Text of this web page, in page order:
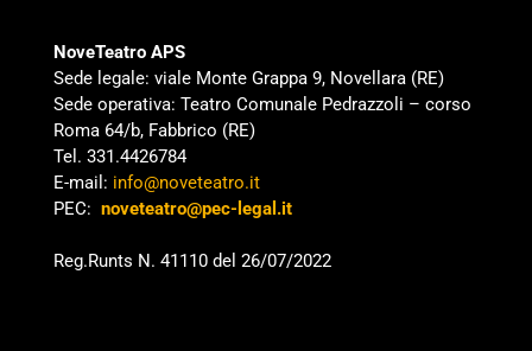
NoveTeatro APS
Sede legale: viale Monte Grappa 9, Novellara (RE)
Sede operativa: Teatro Comunale Pedrazzoli – corso
Roma 64/b, Fabbrico (RE)
Tel. 331.4426784
E-mail: info@noveteatro.it
PEC: noveteatro@pec-legal.it
Reg.Runts N. 41110 del 26/07/2022